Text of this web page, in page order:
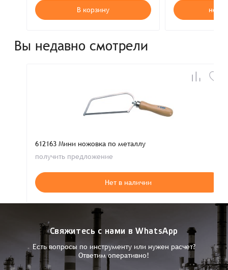
В корзину нет в
Вы недавно смотрели
612163 Мини ножовка по металлу
получить предложение
Нет в наличии
Свяжитесь с нами в WhatsApp
Есть вопросы по инструменту или нужен расчет?
Ответим оперативно!